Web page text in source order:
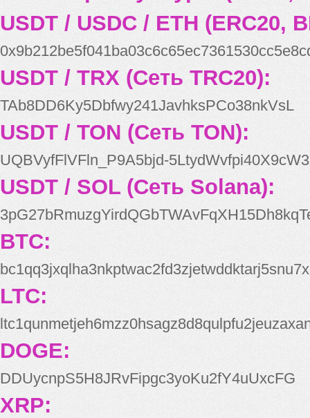
USDT / USDC / ETH (ERC20,
USDT / TRX (Сеть TRC20):
TAb8DD6Ky5Dbfwy241JavhksPCo38nkVsL
USDT / TON (Сеть TON):
UQBVyfFlVFln_P9A5bjd-
USDT / SOL (Сеть Solana):
BTC:
bc1qq3jxqlha3nkptwac2fd3zjetwddktarj5snu7x
LTC:
DOGE:
DDUycnpS5H8JRvFipgc3yoKu2fY4uUxcFG
XRP: